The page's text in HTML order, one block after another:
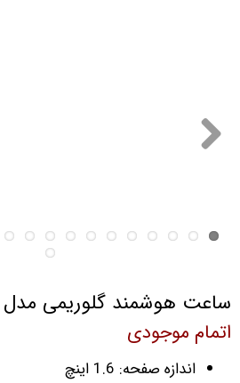
ساعت هوشمند گلوریمی مدل K2
اتمام موجودی
اندازه صفحه: 1.6 اینچ